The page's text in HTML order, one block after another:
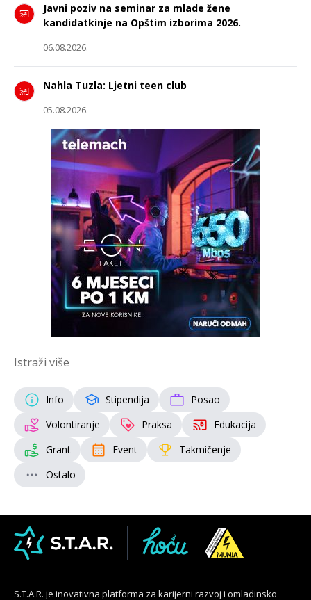
Javni poziv na seminar za mlade žene
kandidatkinje na Opštim izborima 2026.
06.08.2026.
Nahla Tuzla: Ljetni teen club
05.08.2026.
Istraži više
Info Stipendija
Posao
Volontiranje
Praksa
Edukacija
Grant
Event
Takmičenje
Ostalo
S.T.A.R. je inovativna platforma za karijerni razvoj i omladinsko